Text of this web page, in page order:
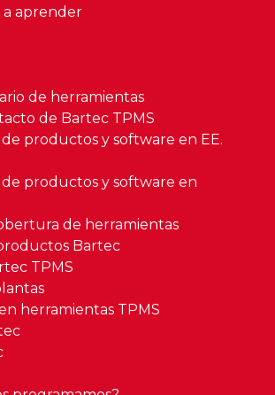
a aprender
de herramientas
de Bartec TPMS
productos y software en EE.
productos y software en
de herramientas
Bartec
TPMS
herramientas TPMS